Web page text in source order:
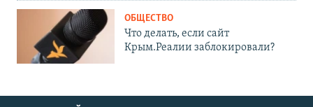
ОБЩЕСТВО
Что делать, если сайт
Крым.Реалии заблокировали?